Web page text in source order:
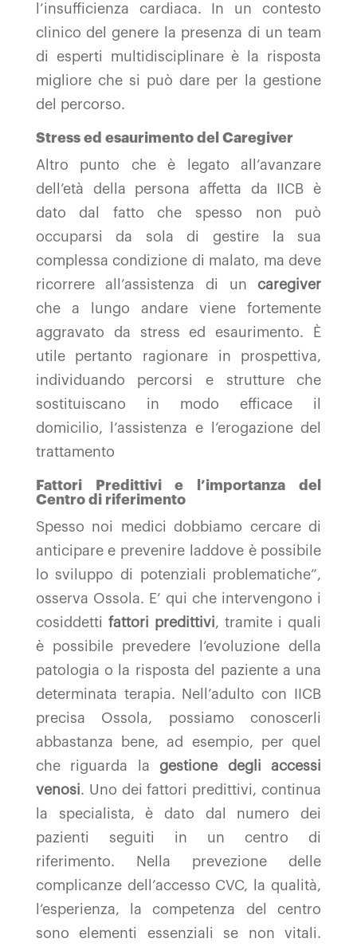
l’insufficienza cardiaca. In un contesto
clinico del genere la presenza di un team
di esperti multidisciplinare è la risposta
migliore che si può dare per la gestione
del percorso.
Stress ed esaurimento del Caregiver
Altro punto che è legato all’avanzare
dell’età della persona affetta da IICB è
dato dal fatto che spesso non può
occuparsi da sola di gestire la sua
complessa condizione di malato, ma deve
ricorrere all’assistenza di uncaregiver
che a lungo andare viene fortemente
aggravato da stress ed esaurimento. È
utile pertanto ragionare in prospettiva,
individuando percorsi e strutture che
sostituiscano in modo efficace il
domicilio, l’assistenza e l’erogazione del
trattamento
Fattori Predittivi e l’importanza del
Centro di riferimento
Spesso noi medici dobbiamo cercare di
anticipare e prevenire laddove è possibile
lo sviluppo di potenziali problematiche”,
osserva Ossola. E’ qui che intervengono i
cosiddetti fattori predittivi, tramite i quali
è possibile prevedere l’evoluzione della
patologia o la risposta del paziente a una
determinata terapia. Nell’adulto con IICB
precisa Ossola, possiamo conoscerli
abbastanza bene, ad esempio, per quel
che riguarda lagestione degli accessi
venosi. Uno dei fattori predittivi, continua
la specialista, è dato dal numero dei
pazienti seguiti in un centro di
riferimento. Nella prevezione delle
complicanze dell’accesso CVC, la qualità,
l’esperienza, la competenza del centro
sono elementi essenziali se non vitali.